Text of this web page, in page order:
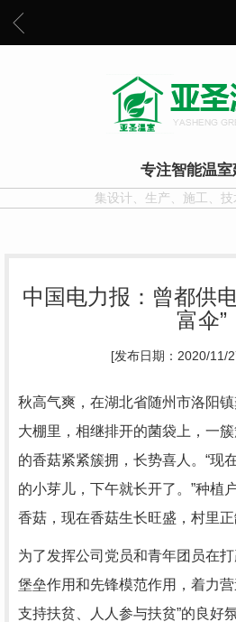
专注智能温室
集设计、生产、施工、
中国电力报：曾都供
富伞”
[发布日期：2020/11/
秋高气爽，在湖北省随州市洛阳
大棚里，相继排开的菌袋上，一
的香菇紧紧簇拥，长势喜人。“现
的小芽儿，下午就长开了。”种植
香菇，现在香菇生长旺盛，村里正
为了发挥公司党员和青年团员在
堡垒作用和先锋模范作用，着力营
支持扶贫、人人参与扶贫”的良好